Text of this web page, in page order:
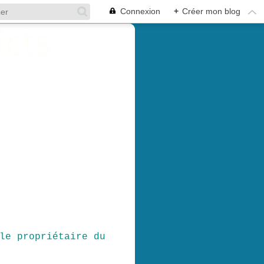
Connexion + Créer mon blog
propriétaire du